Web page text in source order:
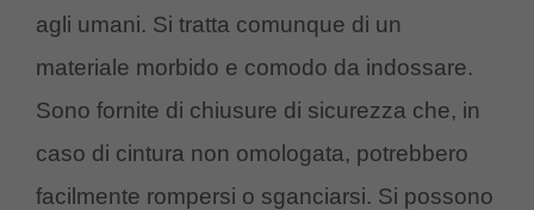
agli umani. Si tratta comunque di un
materiale morbido e comodo da indossare.
Sono fornite di chiusure di sicurezza che, in
caso di cintura non omologata, potrebbero
facilmente rompersi o sganciarsi. Si possono